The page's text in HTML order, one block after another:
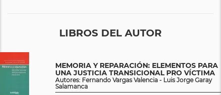
LIBROS DEL AUTOR
MEMORIA Y REPARACIÓN: ELEMENTOS PARA
UNA JUSTICIA TRANSICIONAL PRO VÍCTIMA
Autores: Fernando Vargas Valencia - Luis Jorge Garay
Salamanca